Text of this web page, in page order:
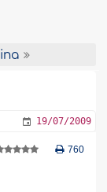
19/07/2009
760